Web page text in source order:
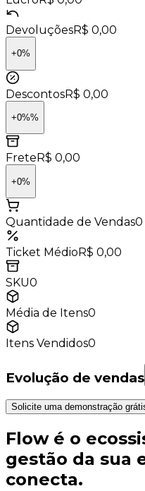
DevoluçõesR$ 0,00
+0%
DescontosR$ 0,00
+0%%
Frete R$ 0,00
+0%
Quantidade de Vendas0
Ticket MédioR$ 0,00
SKU0
Média de Itens0
Itens Vendidos0
Evolução de vendas
Solicite uma demonstração
Flow é o
gestão da sua
conecta.